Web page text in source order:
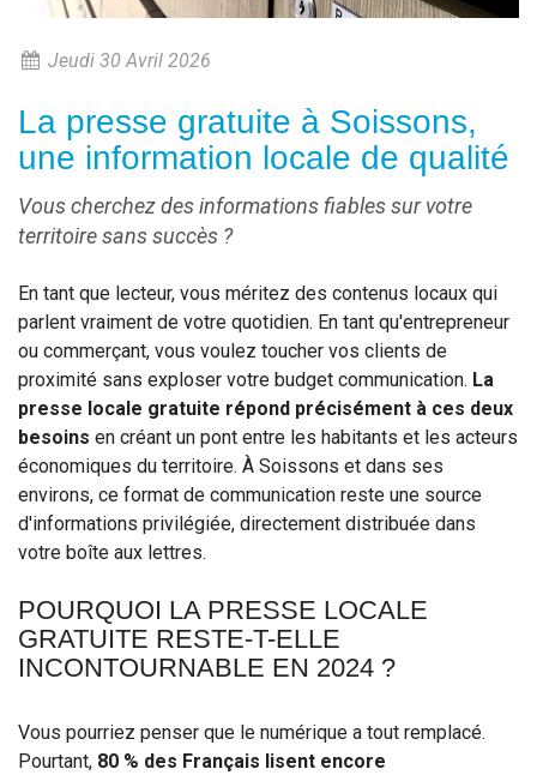
Jeudi 30 Avril 2026
La presse gratuite à Soissons,
une information locale de qualité
Vous cherchez des informations fiables sur votre
territoire sans succès ?
En tant que lecteur, vous méritez des contenus locaux qui
parlent vraiment de votre quotidien. En tant qu'entrepreneur
ou commerçant, vous voulez toucher vos clients de
proximité sans exploser votre budget communication. La
presse locale gratuite répond précisément à ces deux
besoins en créant un pont entre les habitants et les acteurs
économiques du territoire. À Soissons et dans ses
environs, ce format de communication reste une source
d'informations privilégiée, directement distribuée dans
votre boîte aux lettres.
POURQUOI LA PRESSE LOCALE
GRATUITE RESTE-T-ELLE
INCONTOURNABLE EN 2024 ?
Vous pourriez penser que le numérique a tout remplacé.
Pourtant, 80 % des Français lisent encore